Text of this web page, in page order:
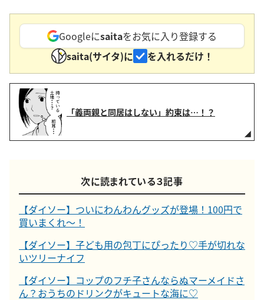
Googleにsaitaをお気に入り登録する
saita(サイタ)に
を入れるだけ！
「義両親と同居はしない」約束は…！？
次に読まれている３記事
【ダイソー】ついにわんわんグッズが登場！100円で
買いまくれ～！
【ダイソー】子ども用の包丁にぴったり♡手が切れな
いツリーナイフ
【ダイソー】コップのフチ子さんならぬマーメイドさ
ん？おうちのドリンクがキュートな海に♡